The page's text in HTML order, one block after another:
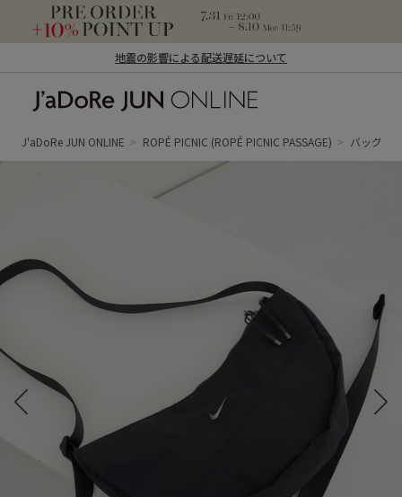
地震の影響による配送遅延について
ン オンライン）
J'aDoRe JUN ONLINE ROPÉ PICNIC (ROPÉ PICNIC PASSAGE) バッグ